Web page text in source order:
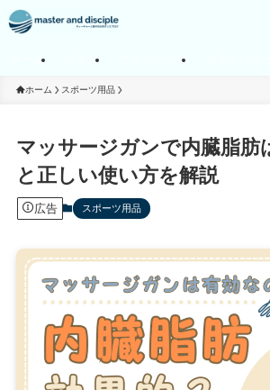
ホーム ブログ プロフィール プライバシ
ホーム スポーツ用品
マッサージガンで内臓脂肪
と正しい使い方を解説
広告 スポーツ用品